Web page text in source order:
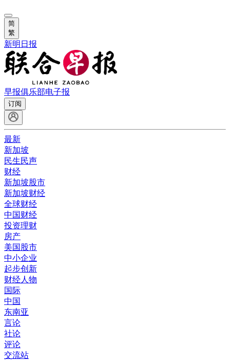
简
繁
新明日报
早报俱乐部电子报
订阅
最新
新加坡
民生民声
财经
新加坡股市
新加坡财经
全球财经
中国财经
投资理财
房产
美国股市
中小企业
起步创新
财经人物
国际
中国
东南亚
言论
社论
评论
交流站